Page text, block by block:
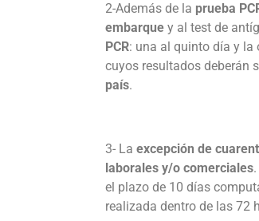
2-Además de la prueba
embarque y al test de
PCR: una al quinto día y la
cuyos resultados deberán
país.
3- La excepción de
laborales y/o comerciales
el plazo de 10 días
realizada dentro de las 72